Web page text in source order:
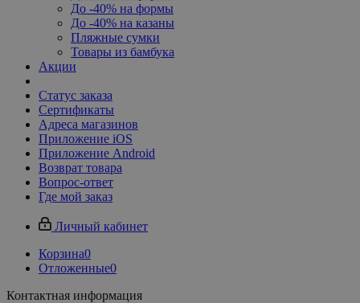
До -40% на формы
До -40% на казаны
Пляжные сумки
Товары из бамбука
Акции
Статус заказа
Сертификаты
Адреса магазинов
Приложение iOS
Приложение Android
Возврат товара
Вопрос-ответ
Где мой заказ
Личный кабинет
Корзина0
Отложенные0
Контактная информация